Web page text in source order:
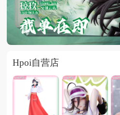
广告
Hpoi自营店